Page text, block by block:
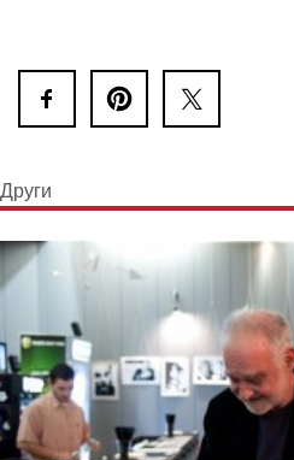
Други